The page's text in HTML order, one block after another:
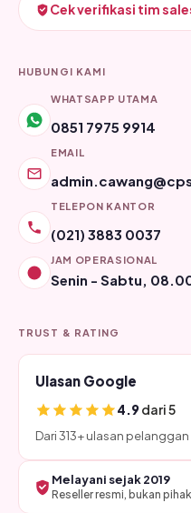
Cek verifikasi tim
HUBUNGI KAMI
WHATSAPP UTAMA
0851 7975 9914
EMAIL
TELEPON KANTOR
(021) 3883 0037
JAM OPERASIONAL
Senin - Sabtu,
TRUST & RATING
Ulasan Google
4.9dari 5
Dari 313+ ulasan
Melayani sejak 2019
Reseller resmi, bukan